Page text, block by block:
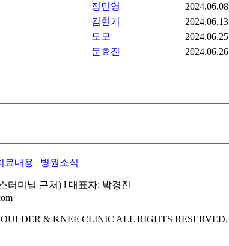
정민영 2024.06.08
김현기 2024.06.13
모모 2024.06.25
문효진 2024.06.26
료내용 | 병원소식
터미널 근처) l 대표자: 박경진
& KNEE CLINIC ALL RIGHTS RESERVED.